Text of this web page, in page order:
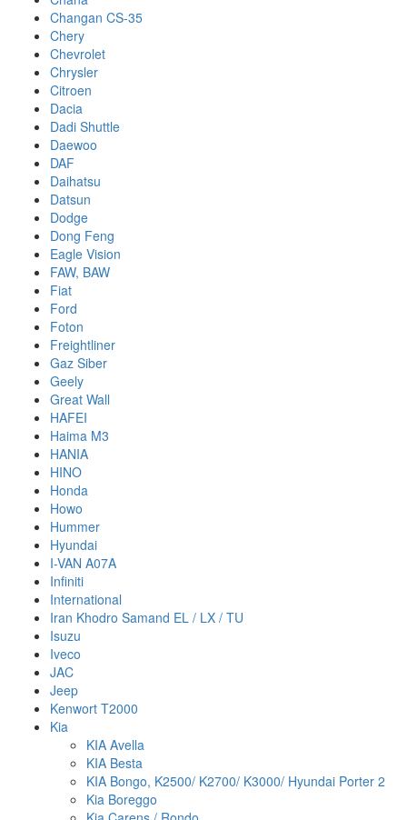
Changan CS-35
Chery
Chevrolet
Chrysler
Citroen
Dacia
Dadi Shuttle
Daewoo
DAF
Daihatsu
Datsun
Dodge
Dong Feng
Eagle Vision
FAW, BAW
Fiat
Ford
Foton
Freightliner
Gaz Siber
Geely
Great Wall
HAFEI
Haima M3
HANIA
HINO
Honda
Howo
Hummer
Hyundai
I-VAN A07A
Infiniti
International
Iran Khodro Samand EL / LX / TU
Isuzu
Iveco
JAC
Jeep
Kenwort T2000
Kia
KIA Avella
KIA Besta
KIA Bongo, K2500/ K2700/ K3000/ Hyundai Porter 2
Kia Boreggo